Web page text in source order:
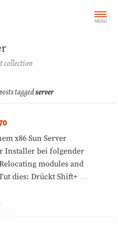
collection
taggedserver
x86 Sun Server
Installer bei folgender
modules and
dies: Drückt Shift+ …